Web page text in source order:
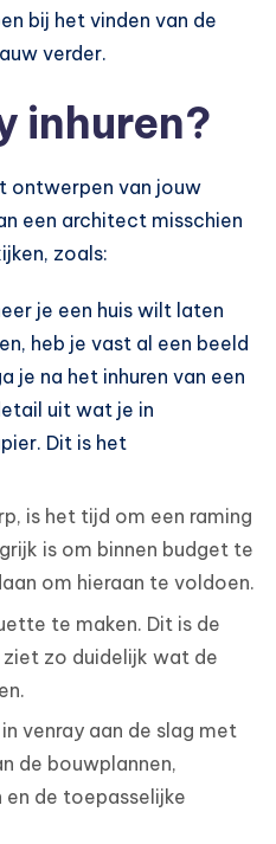
bij het vinden van de
verder.
inhuren?
ontwerpen van jouw
een architect misschien
zoals:
je een huis wilt laten
heb je vast al een beeld
je na het inhuren van een
uit wat je in
Dit is het
is het tijd om een raming
is om binnen budget te
om hieraan te voldoen.
te maken. Dit is de
ziet zo duidelijk wat de
venray aan de slag met
de bouwplannen,
de toepasselijke